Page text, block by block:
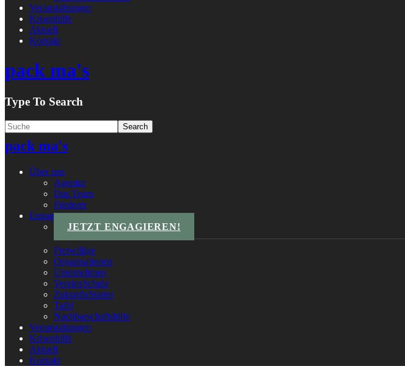
Veranstaltungen
Krisenhilfe
Aktuell
Kontakt
pack ma's
Type To Search
pack ma's
Über uns
Agentur
Das Team
Förderer
Engagements
JETZT ENGAGIEREN!
Freiwillige
Organisationen
Unternehmen
VereinsSchule
ZukunftsStarter
Tafel
Nachbarschaftshilfe
Veranstaltungen
Krisenhilfe
Aktuell
Kontakt